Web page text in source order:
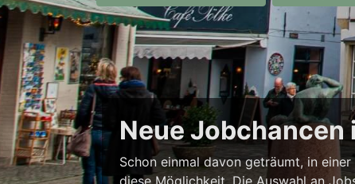
Neue Jobchancen
Schon einmal davon geträumt, in